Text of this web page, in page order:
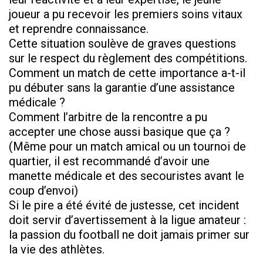
joueur a pu recevoir les premiers soins vitaux
et reprendre connaissance.
​Cette situation soulève de graves questions
sur le respect du règlement des compétitions.
Comment un match de cette importance a-t-il
pu débuter sans la garantie d’une assistance
médicale ?
Comment l’arbitre de la rencontre a pu
accepter une chose aussi basique que ça ?
(Même pour un match amical ou un tournoi de
quartier, il est recommandé d’avoir une
manette médicale et des secouristes avant le
coup d’envoi)
Si le pire a été évité de justesse, cet incident
doit servir d’avertissement à la ligue amateur :
la passion du football ne doit jamais primer sur
la vie des athlètes.